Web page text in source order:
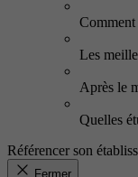
Comment
Les
Après le
Quelles
Référencer son
Fermer